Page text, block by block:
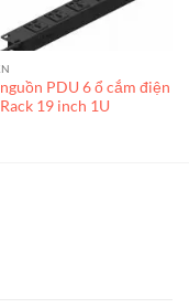
PDU 6 ổ cắm điện
19 inch 1U